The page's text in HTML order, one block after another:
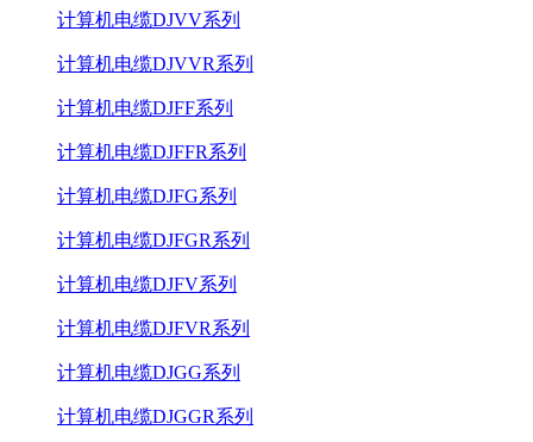
计算机电缆DJVV系列
计算机电缆DJVVR系列
计算机电缆DJFF系列
计算机电缆DJFFR系列
计算机电缆DJFG系列
计算机电缆DJFGR系列
计算机电缆DJFV系列
计算机电缆DJFVR系列
计算机电缆DJGG系列
计算机电缆DJGGR系列